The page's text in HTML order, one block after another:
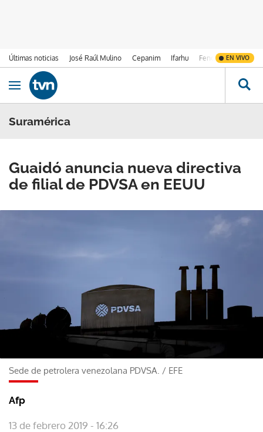
Últimas noticias José Raúl Mulino Cepanim Ifarhu Fenómeno de El
EN VIVO
Ir al contenido
Obrir navegació
Suramérica
Guaidó anuncia nueva directiva
de filial de PDVSA en EEUU
Sede de petrolera venezolana PDVSA. / EFE
Afp
13 de febrero 2019 - 16:26